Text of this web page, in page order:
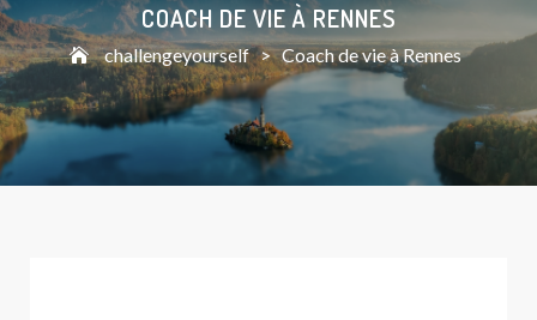
COACH DE VIE À RENNES
challengeyourself > Coach de vie à Rennes